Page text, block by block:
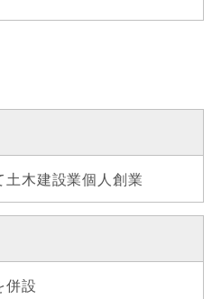
土木建設業個人創業
併設